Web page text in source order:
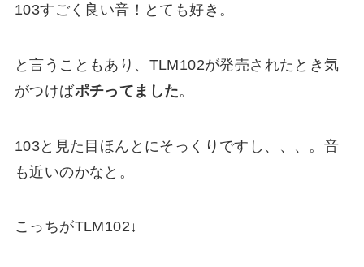
103すごく良い音！とても好き。
と言うこともあり、TLM102が発売されたとき気
がつけばポチってました。
103と見た目ほんとにそっくりですし、、、。音
も近いのかなと。
こっちがTLM102↓